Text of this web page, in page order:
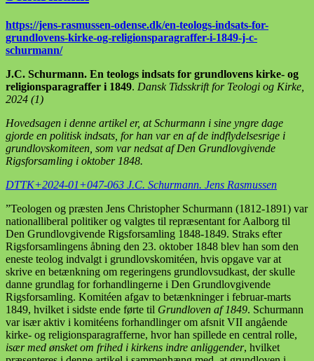
https://jens-rasmussen-odense.dk/en-teologs-indsats-for-
grundlovens-kirke-og-religionsparagraffer-i-1849-j-c-
schurmann/
J.C. Schurmann. En teologs indsats for grundlovens kirke- og
religionsparagraffer i 1849. Dansk Tidsskrift for Teologi og Kirke,
2024 (1)
Hovedsagen i denne artikel er, at Schurmann i sine yngre dage
gjorde en politisk indsats, for han var en af de indflydelsesrige i
grundlovskomiteen, som var nedsat af Den Grundlovgivende
Rigsforsamling i oktober 1848.
DTTK+2024-01+047-063 J.C. Schurmann. Jens Rasmussen
”Teologen og præsten Jens Christopher Schurmann (1812-1891) var
nationalliberal politiker og valgtes til repræsentant for Aalborg til
Den Grundlovgivende Rigsforsamling 1848-1849. Straks efter
Rigsforsamlingens åbning den 23. oktober 1848 blev han som den
eneste teolog indvalgt i grundlovskomitéen, hvis opgave var at
skrive en betænkning om regeringens grundlovsudkast, der skulle
danne grundlag for forhandlingerne i Den Grundlovgivende
Rigsforsamling. Komitéen afgav to betænkninger i februar-marts
1849, hvilket i sidste ende førte til Grundloven af 1849. Schurmann
var især aktiv i komitéens forhandlinger om afsnit VII angående
kirke- og religionsparagrafferne, hvor han spillede en central rolle,
især med ønsket om frihed i kirkens indre anliggender, hvilket